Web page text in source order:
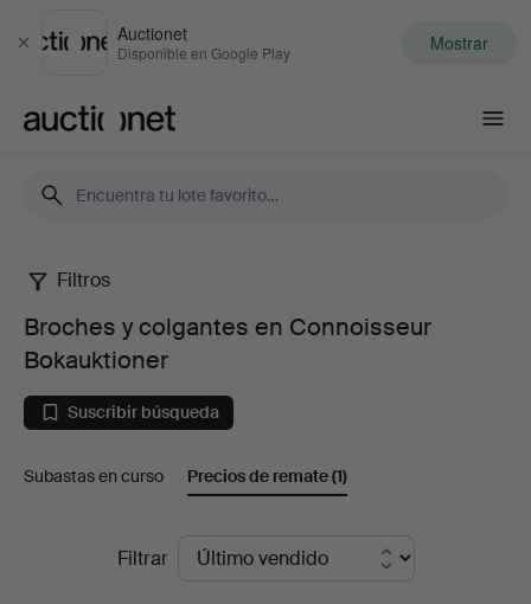
Cerrar
Auctionet
Disponible en Google Play Mostrar
Broches
colgantes
en
Bokauktioner
Filtros
Broches y colgantes en Connoisseur
Bokauktioner
Suscribir búsqueda
Subastas en curso Precios de remate(1)
Filtrar